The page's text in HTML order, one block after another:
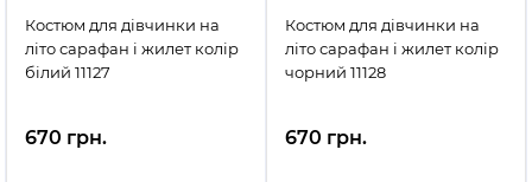
Костюм для дівчинки на
літо сарафан і жилет колір
білий 11127
670 грн.
Костюм для дівчинки на
літо сарафан і жилет колір
чорний 11128
670 грн.